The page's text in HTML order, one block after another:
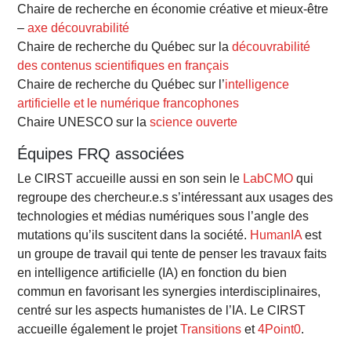
Chaire de recherche en économie créative et mieux-être
–axe découvrabilité
Chaire de recherche du Québec sur ladécouvrabilité
des contenus scientifiques en français
Chaire de recherche du Québec sur l’intelligence
artificielle et le numérique francophones
Chaire UNESCO sur lascience ouverte
Équipes FRQ associées
Le CIRST accueille aussi en son sein le LabCMO qui
regroupe des chercheur.e.s s’intéressant aux usages des
technologies et médias numériques sous l’angle des
mutations qu’ils suscitent dans la société. HumanIA est
un groupe de travail qui tente de penser les travaux faits
en intelligence artificielle (IA) en fonction du bien
commun en favorisant les synergies interdisciplinaires,
centré sur les aspects humanistes de l’IA. Le CIRST
accueille également le projetTransitions et4Point0.